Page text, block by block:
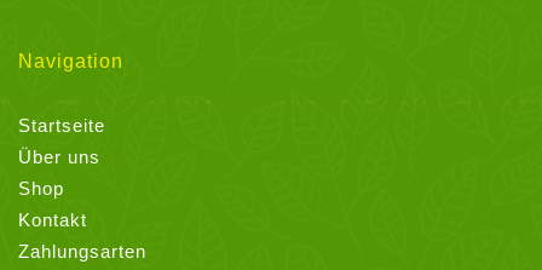
Navigation
Startseite
Über uns
Shop
Kontakt
Zahlungsarten